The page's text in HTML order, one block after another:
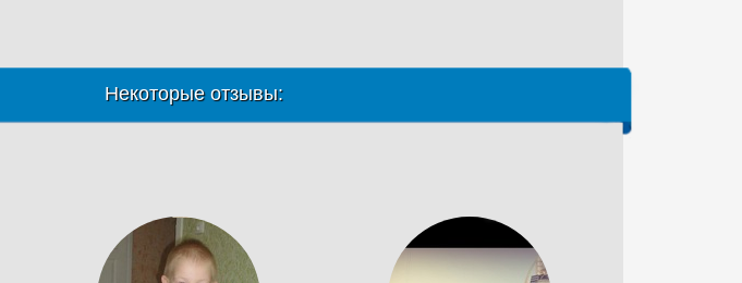
Некоторые отзывы: